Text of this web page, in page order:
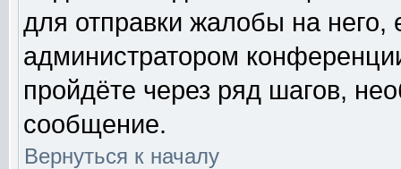
для отправки жалобы на него,
администратором
пройдёте через ряд шагов,
сообщение.
Вернуться к началу